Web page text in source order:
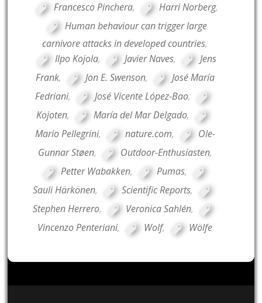
Francesco Pinchera, Harri Norberg,
Human behaviour can trigger large
carnivore attacks in developed countries,
Ilpo Kojola, Javier Naves,
Jens
Frank, Jon E. Swenson,
José María
Fedriani, José Vicente López-Bao,
Kojoten, María del Mar Delgado,
Mario Pellegrini, nature.com,
Ole-
Gunnar Støen, Outdoor-Enthusiasten,
Petter Wabakken, Pumas,
Sauli Härkönen, Scientific Reports,
Stephen Herrero, Veronica Sahlén,
Vincenzo Penteriani, Wolf, Wölfe